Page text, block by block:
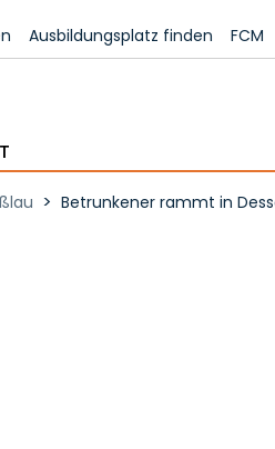
Ausbildungsplatz finden FCM
> Betrunkener rammt in